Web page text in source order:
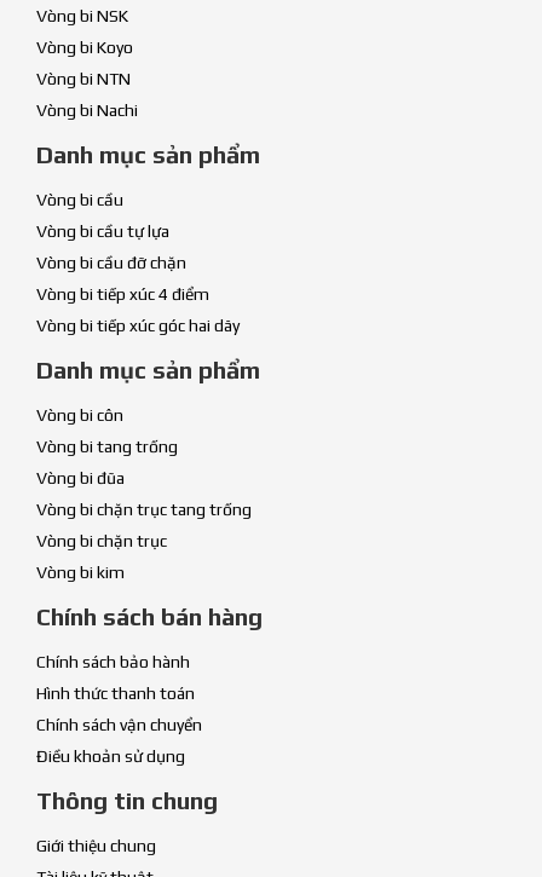
Vòng bi NSK
Vòng bi Koyo
Vòng bi NTN
Vòng bi Nachi
Danh mục sản phẩm
Vòng bi cầu
Vòng bi cầu tự lựa
Vòng bi cầu đỡ chặn
Vòng bi tiếp xúc 4 điểm
Vòng bi tiếp xúc góc hai dãy
Danh mục sản phẩm
Vòng bi côn
Vòng bi tang trống
Vòng bi đũa
Vòng bi chặn trục tang trống
Vòng bi chặn trục
Vòng bi kim
Chính sách bán hàng
Chính sách bảo hành
Hình thức thanh toán
Chính sách vận chuyển
Điều khoản sử dụng
Thông tin chung
Giới thiệu chung